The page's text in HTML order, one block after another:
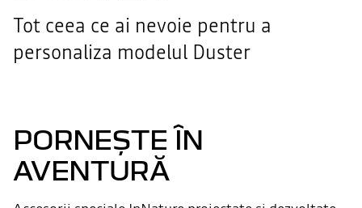
Tot ceea ce ai nevoie pentru a
personaliza modelul Duster
PORNEȘTE ÎN
AVENTURĂ